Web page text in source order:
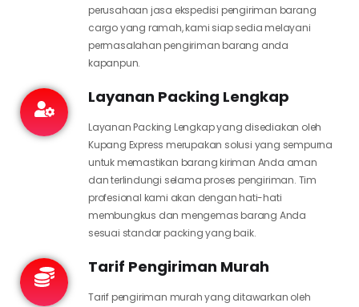
perusahaan jasa ekspedisi pengiriman barang
cargo yang ramah, kami siap sedia melayani
permasalahan pengiriman barang anda
kapanpun.
Layanan Packing Lengkap
Layanan Packing Lengkap yang disediakan oleh
Kupang Express merupakan solusi yang sempurna
untuk memastikan barang kiriman Anda aman
dan terlindungi selama proses pengiriman. Tim
profesional kami akan dengan hati-hati
membungkus dan mengemas barang Anda
sesuai standar packing yang baik.
Tarif Pengiriman Murah
Tarif pengiriman murah yang ditawarkan oleh